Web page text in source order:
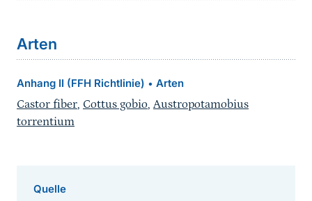
Arten
Anhang II (FFH Richtlinie) • Arten
Castor fiber, Cottus gobio, Austropotamobius
torrentium
Quelle